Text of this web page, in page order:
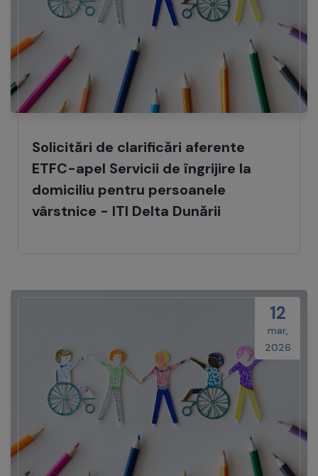
Solicitări de clarificări aferente
ETFC-apel Servicii de îngrijire la
domiciliu pentru persoanele
vârstnice - ITI Delta Dunării
12
mar,
2026